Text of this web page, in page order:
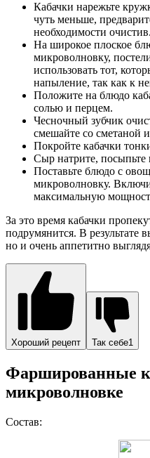
Кабачки нарежьте
чуть меньше,
необходимости очистив.
На широкое плоское
микроволновку,
использовать тот,
напыление, так как к
Положите на блюдо
солью и перцем.
Чесночный зубчик
смешайте со сметаной
Покройте кабачки
Сыр натрите, посыпьте
Поставьте блюдо с
микроволновку.
максимальную
За это время кабачки
подрумянится. В результате
но и очень аппетитно
Хороший рецепт Так себе1
Фаршированные
микроволновке
Состав: